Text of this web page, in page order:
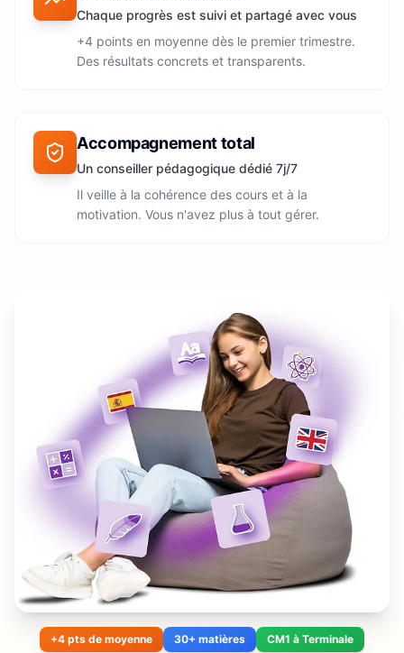
Chaque progrès est suivi et partagé avec vous
+4 points en moyenne dès le premier trimestre.
Des résultats concrets et transparents.
Accompagnement total
Un conseiller pédagogique dédié 7j/7
Il veille à la cohérence des cours et à la
motivation. Vous n'avez plus à tout gérer.
+4 pts de moyenne 30+ matières CM1 à Terminale